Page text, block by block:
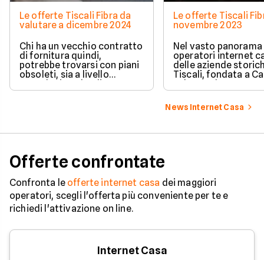
Le offerte Tiscali Fibra da
valutare a dicembre 2024
Chi ha un vecchio contratto
di fornitura quindi,
potrebbe trovarsi con piani
obsoleti, sia a livello
tecnologico che di prezzo. A
chi pensa di cambiare
Tiscali Fibra a dicembre
Le offerte Tiscali
novembre 2023
Nel vasto
operatori internet
delle aziende
Tiscali, fondata a
nel 1998. Il nostro
approfondimento di
dedicato alle
Tiscali: scopri
News Internet Casa
Offerte confrontate
Confronta le offerte internet casa dei maggiori
operatori, scegli l'offerta più conveniente per te e
richiedi l'attivazione on line.
Internet Casa